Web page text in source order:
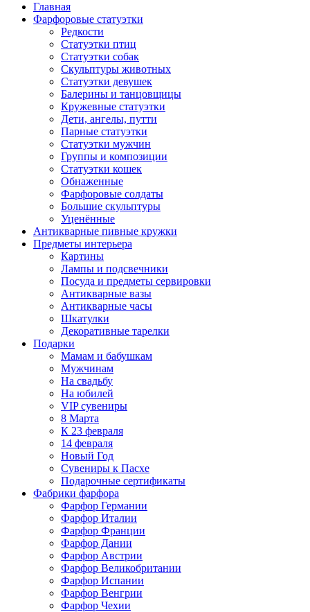
Главная
Фарфоровые статуэтки
Редкости
Cтатуэтки птиц
Cтатуэтки собак
Скульптуры животных
Статуэтки девушек
Балерины и танцовщицы
Кружевные статуэтки
Дети, ангелы, путти
Парные статуэтки
Статуэтки мужчин
Группы и композиции
Статуэтки кошек
Обнаженные
Фарфоровые солдаты
Большие скульптуры
Уценённые
Антикварные пивные кружки
Предметы интерьера
Картины
Лампы и подсвечники
Посуда и предметы сервировки
Антикварные вазы
Антикварные часы
Шкатулки
Декоративные тарелки
Подарки
Мамам и бабушкам
Мужчинам
На свадьбу
На юбилей
VIP сувениры
8 Марта
К 23 февраля
14 февраля
Новый Год
Сувениры к Пасхе
Подарочные сертификаты
Фабрики фарфора
Фарфор Германии
Фарфор Италии
Фарфор Франции
Фарфор Дании
Фарфор Австрии
Фарфор Великобритании
Фарфор Испании
Фарфор Венгрии
Фарфор Чехии